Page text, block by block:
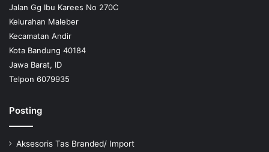
Jalan Gg Ibu Karees No 270C
Kelurahan Maleber
Kecamatan Andir
Kota Bandung 40184
Jawa Barat, ID
Telpon 6079935
Posting
Aksesoris Tas Branded/ Import